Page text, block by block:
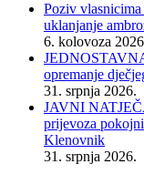
Poziv
uklanjanje
6. kolovoza
opremanje
31. srpnja 2026.
JAVNI
prijevoza
Klenovnik
31. srpnja 2026.